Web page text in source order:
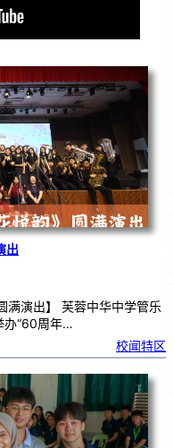
出
满演出】 芙蓉中华中学管乐
办“60周年…
校闻特区